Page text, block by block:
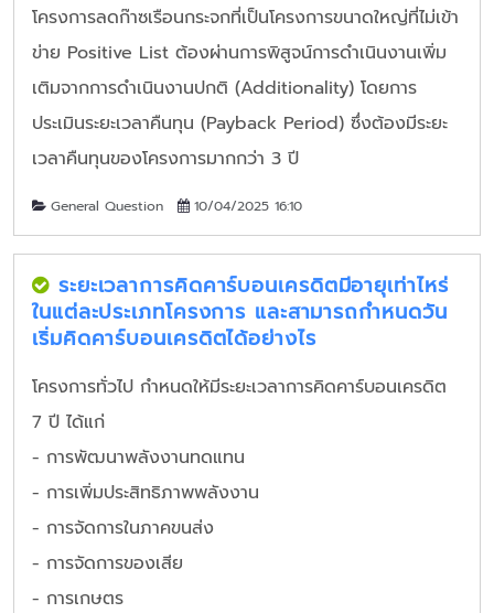
โครงการลดก๊าซเรือนกระจกที่เป็นโครงการขนาดใหญ่ที่ไม่เข้า
ข่าย Positive List ต้องผ่านการพิสูจน์การดำเนินงานเพิ่ม
เติมจากการดำเนินงานปกติ (Additionality) โดยการ
ประเมินระยะเวลาคืนทุน (Payback Period) ซึ่งต้องมีระยะ
เวลาคืนทุนของโครงการมากกว่า 3 ปี
General Question 10/04/2025 16:10
ระยะเวลาการคิดคาร์บอนเครดิตมีอายุเท่าไหร่
ในแต่ละประเภทโครงการ และสามารถกำหนดวัน
เริ่มคิดคาร์บอนเครดิตได้อย่างไร
โครงการทั่วไป กำหนดให้มีระยะเวลาการคิดคาร์บอนเครดิต
7 ปี ได้แก่
- การพัฒนาพลังงานทดแทน
- การเพิ่มประสิทธิภาพพลังงาน
- การจัดการในภาคขนส่ง
- การจัดการของเสีย
- การเกษตร